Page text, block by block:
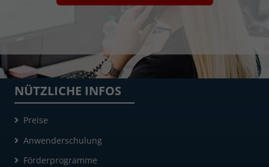
NÜTZLICHE INFOS
Preise
Anwenderschulung
Förderprogramme